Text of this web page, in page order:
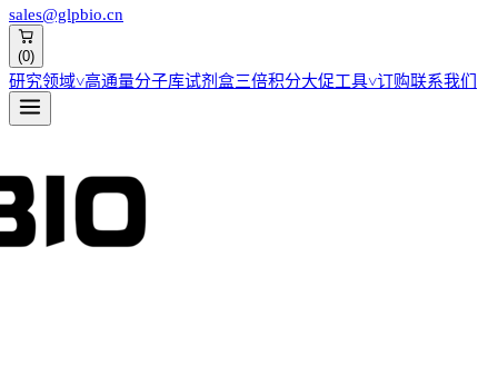
sales@glpbio.cn
(0)
研究领域˅高通量分子库试剂盒三倍积分大促工具˅订购联系我们